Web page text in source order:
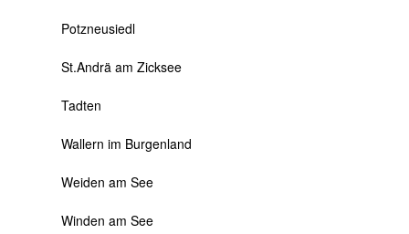
Potzneusiedl
St.Andrä am Zicksee
Tadten
Wallern im Burgenland
Weiden am See
Winden am See